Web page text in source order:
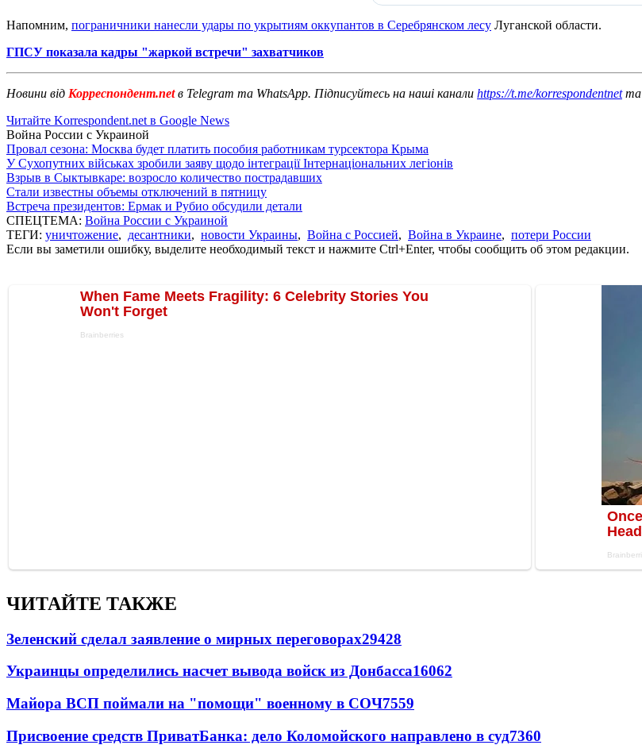
Напомним, пограничники нанесли удары по укрытиям оккупантов в Серебрянском лесу Луганской области.
ГПСУ показала кадры "жаркой встречи" захватчиков
Новини від Корреспондент.netв Telegram та WhatsApp. Підписуйтесь на наші канали https://t.me/korrespondentnetта
Читайте Korrespondent.net в Google News
Война России с Украиной
Провал сезона: Москва будет платить пособия работникам турсектора Крыма
У Сухопутних військах зробили заяву щодо інтеграції Інтернаціональних легіонів
Взрыв в Сыктывкаре: возросло количество пострадавших
Стали известны объемы отключений в пятницу
Встреча президентов: Ермак и Рубио обсудили детали
СПЕЦТЕМА: Война России с Украиной
ТЕГИ: уничтожение, десантники, новости Украины, Война с Россией, Война в Украине, потери России
Если вы заметили ошибку, выделите необходимый текст и нажмите Ctrl+Enter, чтобы сообщить об этом редакции.
ЧИТАЙТЕ ТАКЖЕ
Зеленский сделал заявление о мирных переговорах29428
Украинцы определились насчет вывода войск из Донбасса16062
Майора ВСП поймали на "помощи" военному в СОЧ7559
Присвоение средств ПриватБанка: дело Коломойского направлено в суд7360